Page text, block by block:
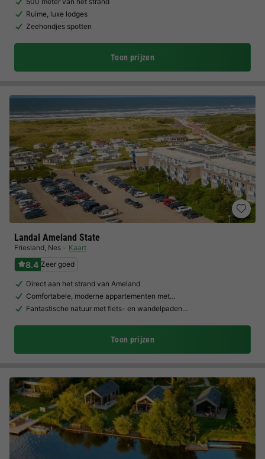
Ruime, luxe lodges
Zeehondjes spotten
Toon prijzen
Landal Ameland State
Friesland, Nes Kaart
8.4 Zeer goed
Direct aan het strand van Ameland
Comfortabele, moderne appartementen met…
Fantastische natuur met fiets- en wandelpaden…
Toon prijzen